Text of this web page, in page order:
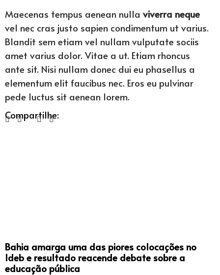
Maecenas tempus aenean nulla viverra neque
vel nec cras justo sapien condimentum ut varius.
Blandit sem etiam vel nullam vulputate sociis
amet varius dolor. Vitae a ut. Etiam rhoncus
ante sit. Nisi nullam donec dui eu phasellus a
elementum elit faucibus nec. Eros eu pulvinar
pede luctus sit aenean lorem.
Compartilhe:
Bahia amarga uma das piores colocações no
Ideb e resultado reacende debate sobre a
educação pública